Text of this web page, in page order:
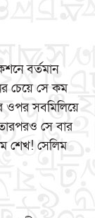
বর্তমান
চেয়ে সে কম
ওপর সবমিলিয়ে
সে বার
শেখ! সেলিম